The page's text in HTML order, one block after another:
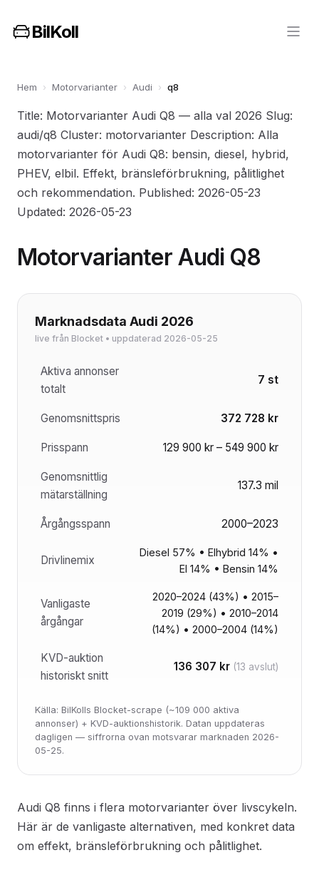
BilKoll
Hem › Motorvarianter › Audi › q8
Title: Motorvarianter Audi Q8 — alla val 2026 Slug:
audi/q8 Cluster: motorvarianter Description: Alla
motorvarianter för Audi Q8: bensin, diesel, hybrid,
PHEV, elbil. Effekt, bränsleförbrukning, pålitlighet
och rekommendation. Published: 2026-05-23
Updated: 2026-05-23
Motorvarianter Audi Q8
Marknadsdata Audi 2026
live från Blocket • uppdaterad 2026-05-25
Aktiva annonser
totalt
7 st
Genomsnittspris 372 728 kr
Prisspann 129 900 kr – 549 900 kr
Genomsnittlig
mätarställning
137.3 mil
Årgångsspann 2000–2023
Drivlinemix
Diesel 57% • Elhybrid 14% •
El 14% • Bensin 14%
Vanligaste
årgångar
2020–2024 (43%) • 2015–
2019 (29%) • 2010–2014
(14%) • 2000–2004 (14%)
KVD-auktion
historiskt snitt
136 307 kr (13 avslut)
Källa: BilKolls Blocket-scrape (~109 000 aktiva
annonser) + KVD-auktionshistorik. Datan uppdateras
dagligen — siffrorna ovan motsvarar marknaden 2026-
05-25.
Audi Q8 finns i flera motorvarianter över livscykeln.
Här är de vanligaste alternativen, med konkret data
om effekt, bränsleförbrukning och pålitlighet.